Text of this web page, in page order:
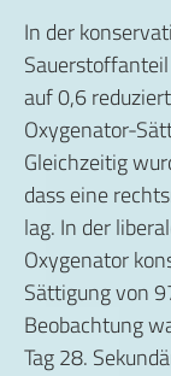
In der
auf 0,6
Oxygenator-
Gleichzeitig
dass eine
lag. In der
Oxygenator
Sättigung von
Beobachtung
Tag 28.